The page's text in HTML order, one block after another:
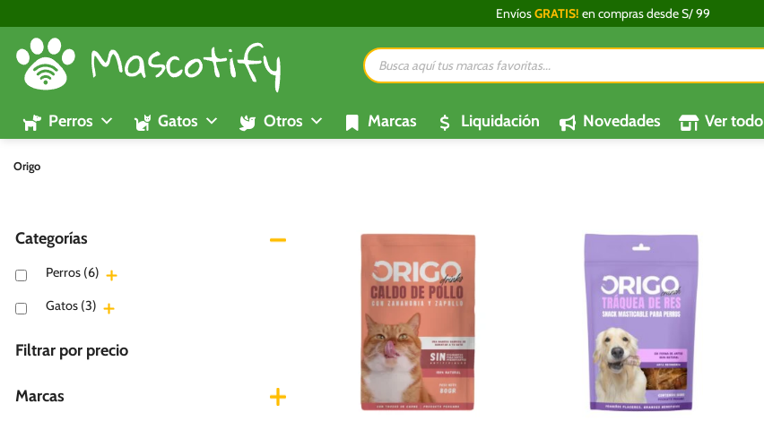
al
contenido
EnvíosGRATIS! en compras desde S/ 99
Búsqueda
de
productos
Perros Gatos Otros Marcas Liquidación Novedades Ver todo
Origo
Categorías
Perros (6)
Gatos (3)
Filtrar por precio
Marcas